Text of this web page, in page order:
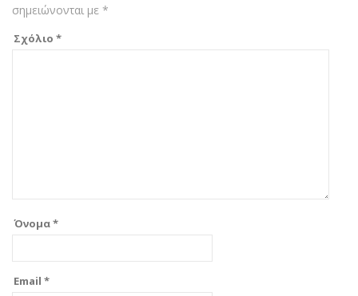
σημειώνονται με *
Σχόλιο *
Όνομα*
Email *